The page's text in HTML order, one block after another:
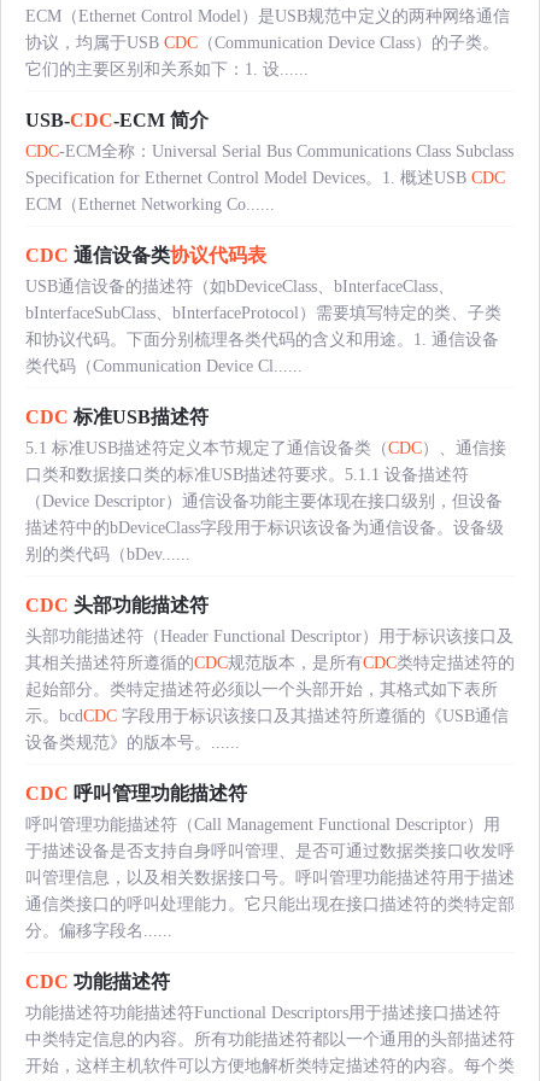
ECM（Ethernet Control Model）是USB规范中定义的两种网络通信
协议，均属于USB CDC （Communication Device Class）的子类。
它们的主要区别和关系如下：1. 设......
USB-CDC-ECM 简介
CDC-ECM全称：Universal Serial Bus Communications Class Subclass
Specification for Ethernet Control Model Devices。1. 概述USB CDC
ECM（Ethernet Networking Co......
CDC 通信设备类协议代码表
USB通信设备的描述符（如bDeviceClass、bInterfaceClass、
bInterfaceSubClass、bInterfaceProtocol）需要填写特定的类、子类
和协议代码。下面分别梳理各类代码的含义和用途。1. 通信设备
类代码（Communication Device Cl......
CDC 标准USB描述符
5.1 标准USB描述符定义本节规定了通信设备类（CDC）、通信接
口类和数据接口类的标准USB描述符要求。5.1.1 设备描述符
（Device Descriptor）通信设备功能主要体现在接口级别，但设备
描述符中的bDeviceClass字段用于标识该设备为通信设备。设备级
别的类代码（bDev......
CDC 头部功能描述符
头部功能描述符（Header Functional Descriptor）用于标识该接口及
其相关描述符所遵循的CDC规范版本，是所有CDC类特定描述符的
起始部分。类特定描述符必须以一个头部开始，其格式如下表所
示。bcdCDC 字段用于标识该接口及其描述符所遵循的《USB通信
设备类规范》的版本号。......
CDC 呼叫管理功能描述符
呼叫管理功能描述符（Call Management Functional Descriptor）用
于描述设备是否支持自身呼叫管理、是否可通过数据类接口收发呼
叫管理信息，以及相关数据接口号。呼叫管理功能描述符用于描述
通信类接口的呼叫处理能力。它只能出现在接口描述符的类特定部
分。偏移字段名......
CDC 功能描述符
功能描述符功能描述符Functional Descriptors用于描述接口描述符
中类特定信息的内容。所有功能描述符都以一个通用的头部描述符
开始，这样主机软件可以方便地解析类特定描述符的内容。每个类